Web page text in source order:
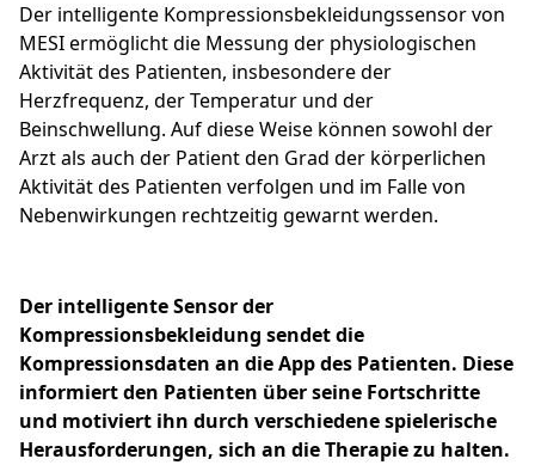
Der intelligente Kompressionsbekleidungssensor von
MESI ermöglicht die Messung der physiologischen
Aktivität des Patienten, insbesondere der
Herzfrequenz, der Temperatur und der
Beinschwellung. Auf diese Weise können sowohl der
Arzt als auch der Patient den Grad der körperlichen
Aktivität des Patienten verfolgen und im Falle von
Nebenwirkungen rechtzeitig gewarnt werden.
Der intelligente Sensor der
Kompressionsbekleidung sendet die
Kompressionsdaten an die App des Patienten. Diese
informiert den Patienten über seine Fortschritte
und motiviert ihn durch verschiedene spielerische
Herausforderungen, sich an die Therapie zu halten.